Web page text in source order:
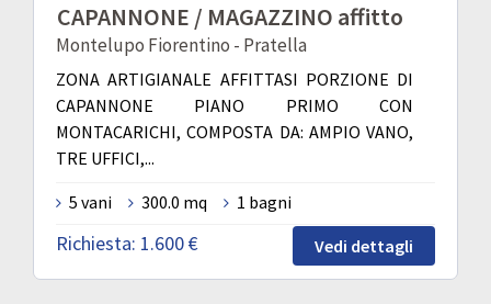
CAPANNONE / MAGAZZINO affitto
Montelupo Fiorentino - Pratella
ZONA ARTIGIANALE AFFITTASI PORZIONE DI
CAPANNONE PIANO PRIMO CON
MONTACARICHI, COMPOSTA DA: AMPIO VANO,
TRE UFFICI,...
5 vani
300.0 mq 1 bagni
Richiesta: 1.600 € Vedi dettagli